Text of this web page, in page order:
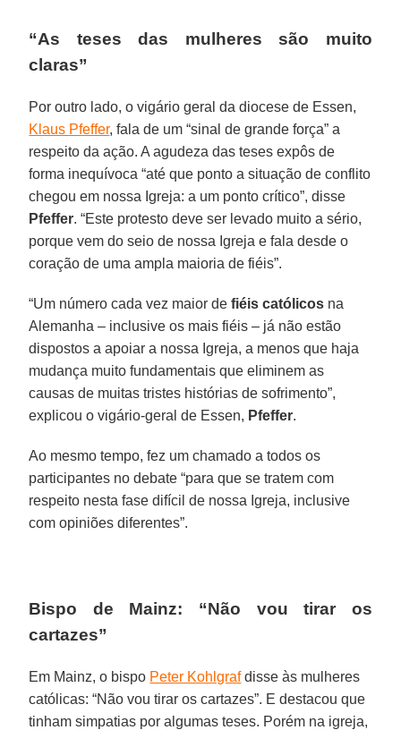
“As teses das mulheres são muito
claras”
Por outro lado, o vigário geral da diocese de Essen,
Klaus Pfeffer, fala de um “sinal de grande força” a
respeito da ação. A agudeza das teses expôs de
forma inequívoca “até que ponto a situação de conflito
chegou em nossa Igreja: a um ponto crítico”, disse
Pfeffer. “Este protesto deve ser levado muito a sério,
porque vem do seio de nossa Igreja e fala desde o
coração de uma ampla maioria de fiéis”.
“Um número cada vez maior defiéis católicos na
Alemanha – inclusive os mais fiéis – já não estão
dispostos a apoiar a nossa Igreja, a menos que haja
mudança muito fundamentais que eliminem as
causas de muitas tristes histórias de sofrimento”,
explicou o vigário-geral de Essen, Pfeffer.
Ao mesmo tempo, fez um chamado a todos os
participantes no debate “para que se tratem com
respeito nesta fase difícil de nossa Igreja, inclusive
com opiniões diferentes”.
Bispo de Mainz: “Não vou tirar os
cartazes”
Em Mainz, o bispo Peter Kohlgrafdisse às mulheres
católicas: “Não vou tirar os cartazes”. E destacou que
tinham simpatias por algumas teses. Porém na igreja,